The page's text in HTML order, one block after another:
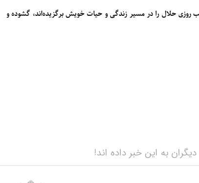
حلال را در مسیر زندگی و حیات خویش برگزیده‌اند، گشوده و
به این خبر داده اند!